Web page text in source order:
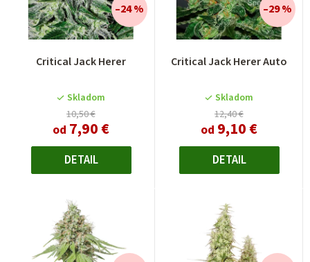
Critical Jack Herer
Skladom
10,50 €
od 7,90 €
–24 %
DETAIL
Critical Jack Herer Auto
Skladom
12,40 €
od 9,10 €
–29 %
DETAIL